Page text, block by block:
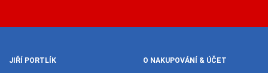
JIŘÍ PORTLÍK O NAKUPOVÁNÍ & ÚČET